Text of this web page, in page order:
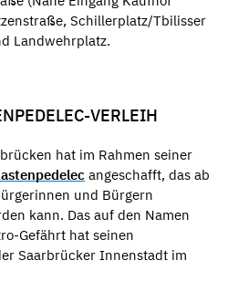
Schillerplatz/Tbilisser
Landwehrplatz.
VERLEIH
hat im Rahmen seiner
angeschafft, das ab
und Bürgern
kann. Das auf den Namen
Gefährt hat seinen
Saarbrücker Innenstadt im